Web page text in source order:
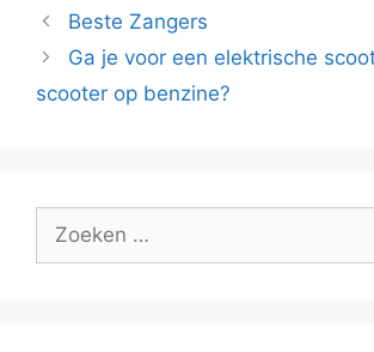
Beste Zangers
Ga je voor een elektrische
scooter op benzine?
Zoek